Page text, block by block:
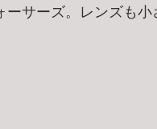
ーサーズ。レンズも